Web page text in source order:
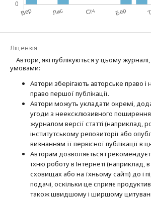
Ліцензія
Автори, які публікуються у цьому
умовами:
Автори зберігають авторське право
право першої публі­кації.
Автори можуть укладати окремі,
угоди з неексклюзив­ного поширення
журналом версії статті (наприклад,
інститутському репозиторії або
визнанням її первісної публікації в
Авторам дозволяється і
їхню роботу в Інтернеті (наприклад, в
сховищах або на їхньому сайті) до і
подачі, оскільки це сприяє
також швидшому і ширшому